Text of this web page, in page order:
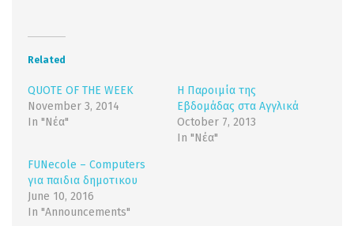
(Opens
new
window)
Related
QUOTE OF THE WEEK
November 3, 2014
In "Νέα"
Η Παροιμία της
Εβδομάδας στα Αγγλικά
October 7, 2013
In "Νέα"
FUNecole – Computers
για παιδια δημοτικου
June 10, 2016
In "Announcements"